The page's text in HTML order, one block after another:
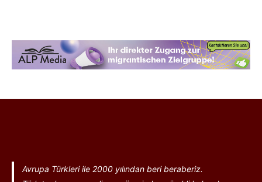
Avrupa Türkleri ile 2000 yılından beri beraberiz.